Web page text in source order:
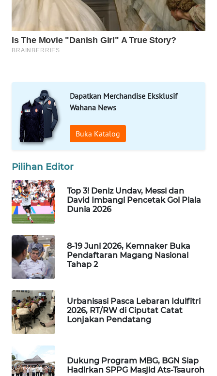
Dapatkan Merchandise Eksklusif
Wahana News
Buka Katalog
Pilihan Editor
Top 3! Deniz Undav, Messi dan
David Imbangi Pencetak Gol Piala
Dunia 2026
8-19 Juni 2026, Kemnaker Buka
Pendaftaran Magang Nasional
Tahap 2
Urbanisasi Pasca Lebaran Idulfitri
2026, RT/RW di Ciputat Catat
Lonjakan Pendatang
Dukung Program MBG, BGN Siap
Hadirkan SPPG Masjid Ats-Tsauroh
OTOMOTIF
WAHANA
HEALTH
LAPAK
WAHANA
Wahana
KONSUMEN
LISTRIK
MASYARAKAT
WALINKI
ID
MAWAKA
ID
MARTABAT
NET
PLN
WATCH